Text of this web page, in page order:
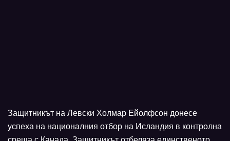
Защитникът на Левски Холмар Ейолфсон донесе
успеха на националния отбор на Исландия в контролна